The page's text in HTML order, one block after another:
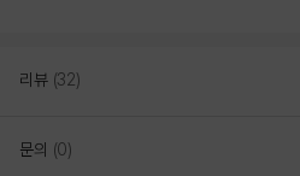
리뷰 (32)
문의 (0)